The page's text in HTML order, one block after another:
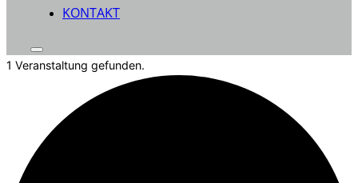
KONTAKT
Seitenleiste
&
1 Veranstaltung gefunden.